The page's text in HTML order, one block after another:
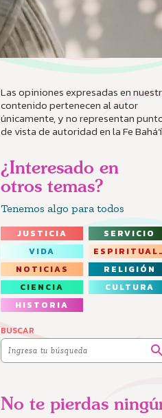
Las opiniones expresadas en
contenido pertenecen al autor
únicamente, y no representan
de vista de autoridad en la Fe
¿Interesado en
otros temas?
Tenemos algo para todos
JUSTICIA
SERVICIO
VIDA
NOTICIAS
RELIGIÓN
CIENCIA
CULTURA
HISTORIA
BUSCAR
No te pierdas